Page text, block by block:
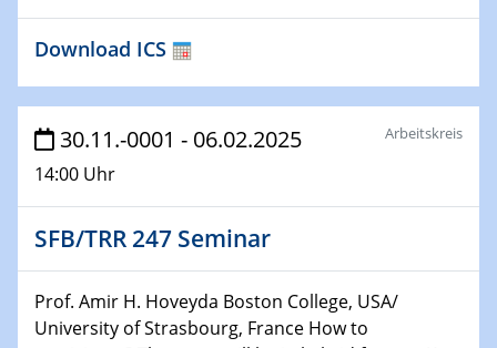
29.01.2024
Bewerbungsvorrtag Besetzung W3-Professur
Technische Chemie – Technisch-Makromolekulare
Bewerbungsvorrtag Besetzung W3-Professur
29.01.2024
Download ICS
30.11.-0001 - 06.02.2025
14:00 Uhr
Arbeitskreis
SFB/TRR 247 Seminar
Prof. Amir H. Hoveyda Boston College, USA/
University of Strasbourg, France How to